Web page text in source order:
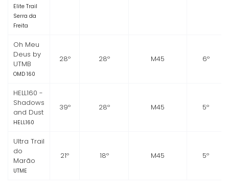
Elite Trail
Serra da
Freita
Oh Meu
Deus by
UTMB
OMD 160
28º 28º M45 6º
HELL160 -
Shadows
and Dust
HELL160
39º 28º M45 5º
Ultra Trail
do
Marão
UTME
21º 18º M45 5º